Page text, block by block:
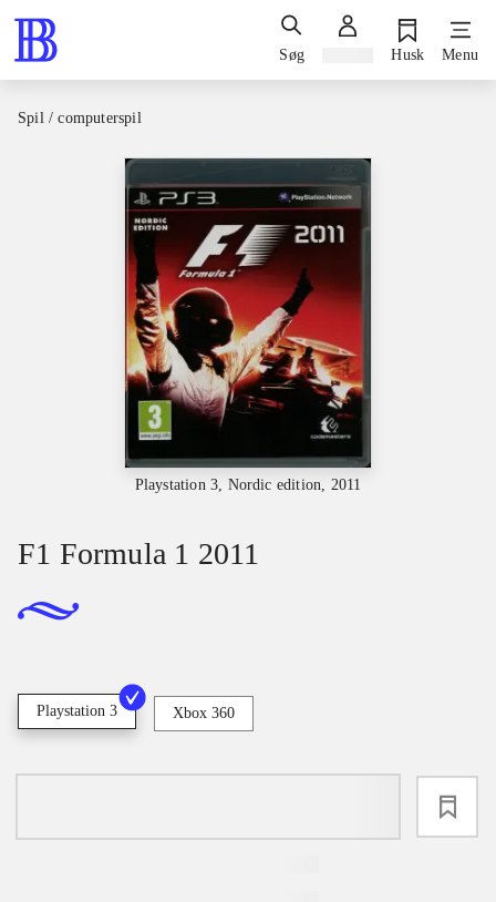
Søg Husk Menu
Spil / computerspil
Playstation 3, Nordic edition, 2011
F1 Formula 1 2011
Playstation 3 Xbox 360